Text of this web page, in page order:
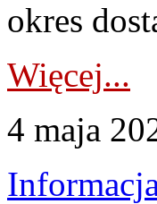
okres
Więcej...
4 maja